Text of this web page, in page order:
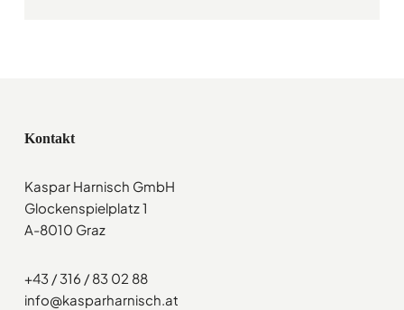
Kontakt
Kaspar Harnisch GmbH
Glockenspielplatz 1
A-8010 Graz
+43 / 316 / 83 02 88
info@kasparharnisch.at